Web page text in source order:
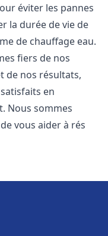
éviter les pannes
la durée de vie de
de chauffage eau.
fiers de nos
de nos résultats,
en
Nous sommes
vous aider à rés